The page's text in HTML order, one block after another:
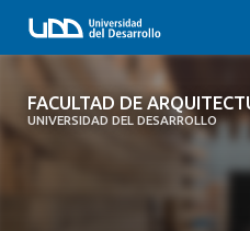
FACULTAD DE
UNIVERSIDAD DEL DESARROLLO
FACULTAD DE